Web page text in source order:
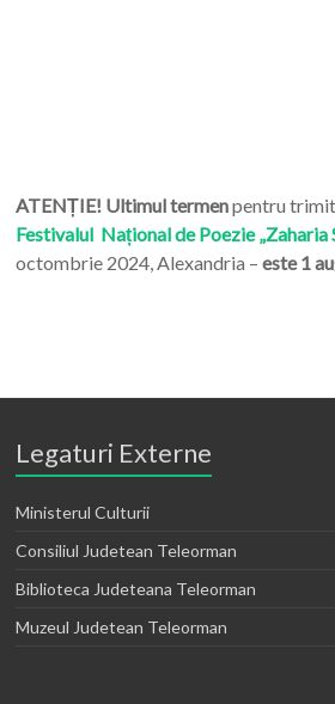
ATENȚIE! Ultimul termenpentru
Festivalul Național de Poezie „Zaharia
octombrie 2024, Alexandria – este 1
Legaturi Externe
Ministerul Culturii
Consiliul Judetean Teleorman
Biblioteca Judeteana Teleorman
Muzeul Judetean Teleorman